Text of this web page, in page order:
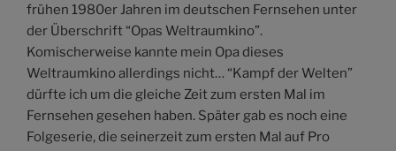
frühen 1980er Jahren im deutschen Fernsehen unter
der Überschrift “Opas Weltraumkino”.
Komischerweise kannte mein Opa dieses
Weltraumkino allerdings nicht… “Kampf der Welten”
dürfte ich um die gleiche Zeit zum ersten Mal im
Fernsehen gesehen haben. Später gab es noch eine
Folgeserie, die seinerzeit zum ersten Mal auf Pro